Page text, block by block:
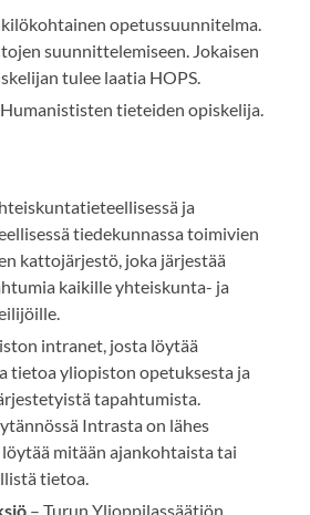
opetussuunnitelma.
suunnittelemiseen. Jokaisen
tulee laatia HOPS.
tieteiden opiskelija.
ja
tiedekunnassa toimivien
kattojärjestö, joka järjestää
kaikille yhteiskunta- ja
intranet, josta löytää
tietoa yliopiston opetuksesta ja
tapahtumista.
Intrasta on lähes
mitään ajankohtaista tai
tietoa.
– Turun Ylioppilassäätiön